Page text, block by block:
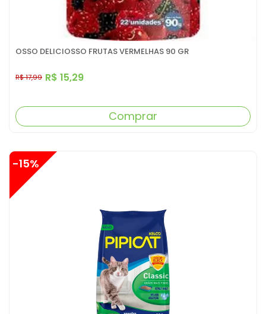
OSSO DELICIOSSO FRUTAS VERMELHAS 90 GR
R$ 15,29
R$ 17,99
Comprar
-15%